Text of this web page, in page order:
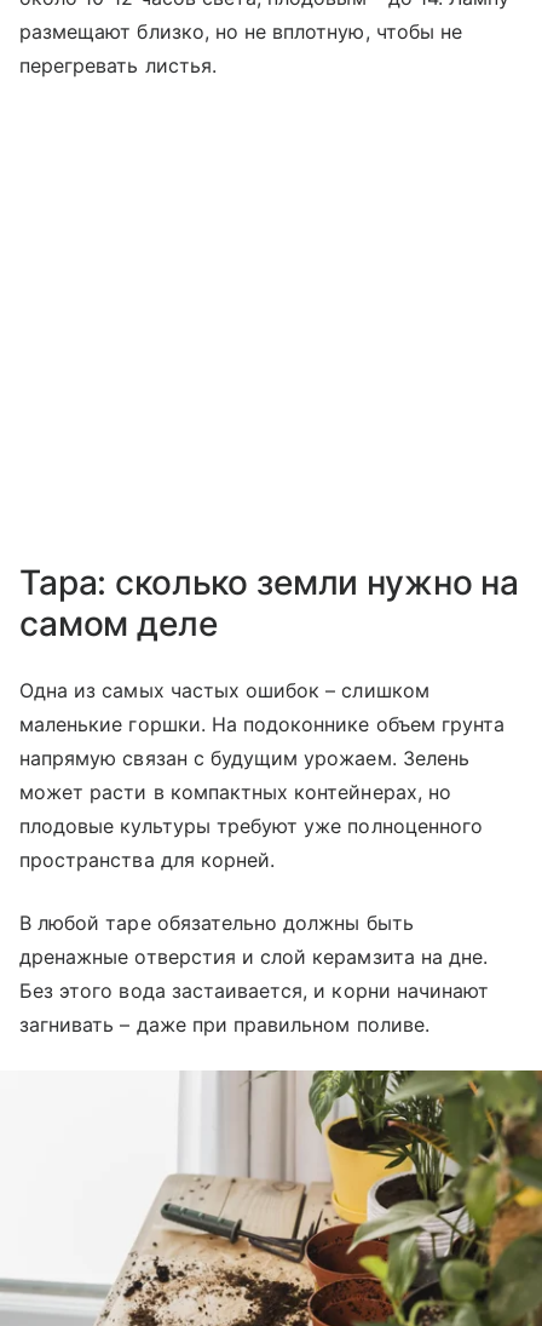
размещают близко, но не вплотную, чтобы не
перегревать листья.
Тара: сколько земли нужно на
самом деле
Одна из самых частых ошибок – слишком
маленькие горшки. На подоконнике объем грунта
напрямую связан с будущим урожаем. Зелень
может расти в компактных контейнерах, но
плодовые культуры требуют уже полноценного
пространства для корней.
В любой таре обязательно должны быть
дренажные отверстия и слой керамзита на дне.
Без этого вода застаивается, и корни начинают
загнивать – даже при правильном поливе.